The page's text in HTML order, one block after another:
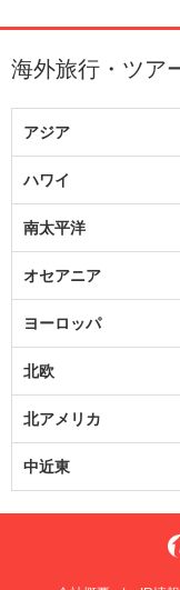
海外旅行・ツア
アジア
ハワイ
南太平洋
オセアニア
ヨーロッパ
北欧
北アメリカ
中近東